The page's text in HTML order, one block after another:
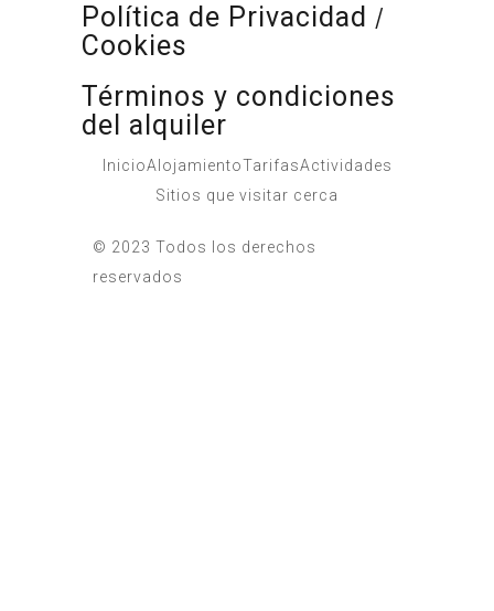
Política de Privacidad /
Cookies
Términos y condiciones
del alquiler
InicioAlojamientoTarifasActividades
Sitios que visitar cerca
© 2023 Todos los derechos
reservados